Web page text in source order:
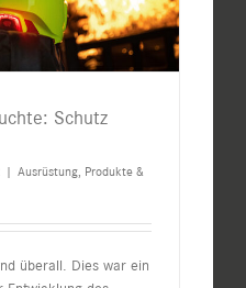
Schutz
| Ausrüstung, Produkte &
überall. Dies war ein